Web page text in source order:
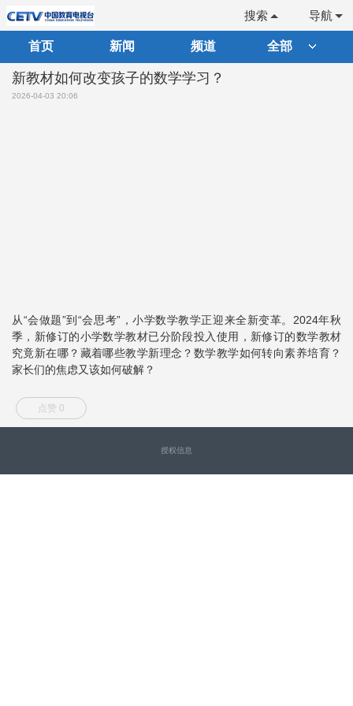
导航
搜索
首页 新闻 频道 全部
新教材如何改变孩子的数学学习？
2026-04-03 20:06
从“会做题”到“会思考”，小学数学教学正迎来全新变革。2024年秋
季，新修订的小学数学教材已分阶段投入使用，新修订的数学教材
究竟新在哪？藏着哪些教学新理念？数学教学如何转向素养培育？
家长们的焦虑又该如何破解？
点赞 0
授权信息